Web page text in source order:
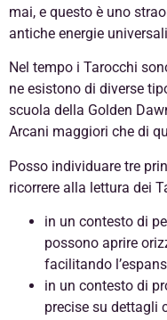
mai, e questo è uno
antiche energie
Nel tempo i Tarocchi
ne esistono di diverse
scuola della Golden
Arcani maggiori che di
Posso individuare tre
ricorrere alla lettura dei
in un contesto di
possono aprire
facilitando
in un contesto di
precise su dettagli